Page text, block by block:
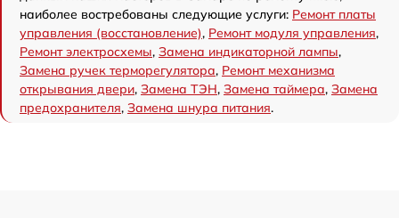
наиболее востребованы следующие услуги: Ремонт платы
управления (восстановление), Ремонт модуля управления,
Ремонт электросхемы, Замена индикаторной лампы,
Замена ручек терморегулятора, Ремонт механизма
открывания двери, Замена ТЭН, Замена таймера, Замена
предохранителя, Замена шнура питания.